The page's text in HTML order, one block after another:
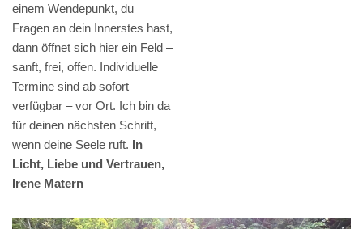
einem Wendepunkt, du
Fragen an dein Innerstes hast,
dann öffnet sich hier ein Feld –
sanft, frei, offen. Individuelle
Termine sind ab sofort
verfügbar – vor Ort. Ich bin da
für deinen nächsten Schritt,
wenn deine Seele ruft. In
Licht, Liebe und Vertrauen,
Irene Matern